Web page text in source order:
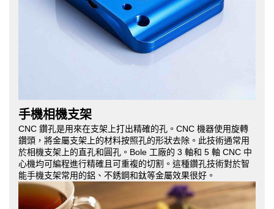
手機相機支架
CNC 鑽孔是用來在支架上打出精確的孔。CNC 機器使用旋轉
鑽頭，將金屬支架上的材料按照孔的形狀去除。此技術通常用
於相機支架上的直孔和圓孔。Bole 工廠的 3 軸和 5 軸 CNC 中
心機均可編程進行精確且可重複的切割。這種鑽孔技術對於智
能手機支架常用的鋁、不銹鋼和鈦等金屬效果很好。